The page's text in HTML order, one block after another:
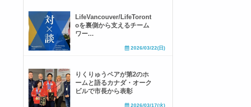
LifeVancouver/LifeToront
oを裏側から支えるチーム
ワー...
2026/03/22(日)
りくりゅうペアが第2のホ
ームと語るカナダ・オーク
ビルで市長から表彰
2026/03/17(火)